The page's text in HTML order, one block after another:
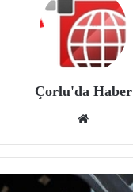
Çorlu'da Haber
site
si